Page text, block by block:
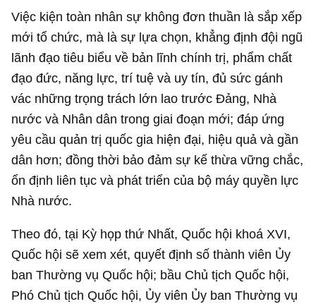
Việc kiện toàn nhân sự không đơn thuần là sắp xếp
mới tổ chức, mà là sự lựa chọn, khẳng định đội ngũ
lãnh đạo tiêu biểu về bản lĩnh chính trị, phẩm chất
đạo đức, năng lực, trí tuệ và uy tín, đủ sức gánh
vác những trọng trách lớn lao trước Đảng, Nhà
nước và Nhân dân trong giai đoạn mới; đáp ứng
yêu cầu quản trị quốc gia hiện đại, hiệu quả và gần
dân hơn; đồng thời bảo đảm sự kế thừa vững chắc,
ổn định liên tục và phát triển của bộ máy quyền lực
Nhà nước.
Theo đó, tại Kỳ họp thứ Nhất, Quốc hội khoá XVI,
Quốc hội sẽ xem xét, quyết định số thành viên Ủy
ban Thường vụ Quốc hội; bầu Chủ tịch Quốc hội,
Phó Chủ tịch Quốc hội, Ủy viên Ủy ban Thường vụ